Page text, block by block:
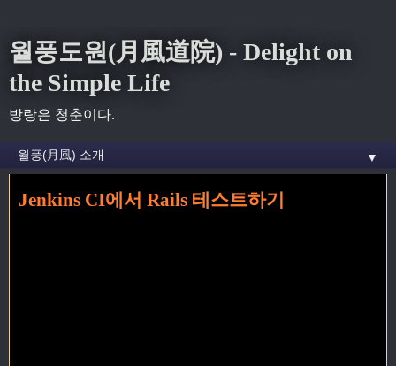
월풍도원(月風道院) - Delight on
the Simple Life
방랑은 청춘이다.
▼
홈» jenkins 꼬리가 달린 글
Jenkins CI에서 Rails 테스트하기